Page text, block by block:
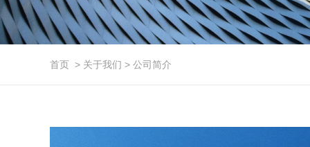
首页 > 关于我们 > 公司简介